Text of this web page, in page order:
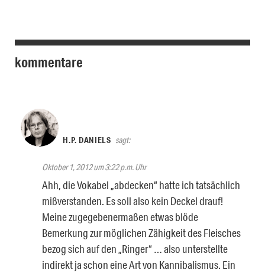
kommentare
H.P. DANIELS sagt:
Oktober 1, 2012 um 3:22 p.m. Uhr
Ahh, die Vokabel „abdecken“ hatte ich tatsächlich
mißverstanden. Es soll also kein Deckel drauf!
Meine zugegebenermaßen etwas blöde
Bemerkung zur möglichen Zähigkeit des Fleisches
bezog sich auf den „Ringer“ … also unterstellte
indirekt ja schon eine Art von Kannibalismus. Ein